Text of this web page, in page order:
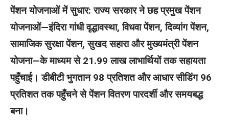
पेंशन योजनाओं में सुधार: राज्य सरकार ने छह प्रमुख पेंशन
योजनाओं—इंदिरा गांधी वृद्धावस्था, विधवा पेंशन, दिव्यांग पेंशन,
सामाजिक सुरक्षा पेंशन, सुखद सहारा और मुख्यमंत्री पेंशन
योजना—के माध्यम से 21.99 लाख लाभार्थियों तक सहायता
पहुँचाई। डीबीटी भुगतान 98 प्रतिशत और आधार सीडिंग 96
प्रतिशत तक पहुँचने से पेंशन वितरण पारदर्शी और समयबद्ध
बना।